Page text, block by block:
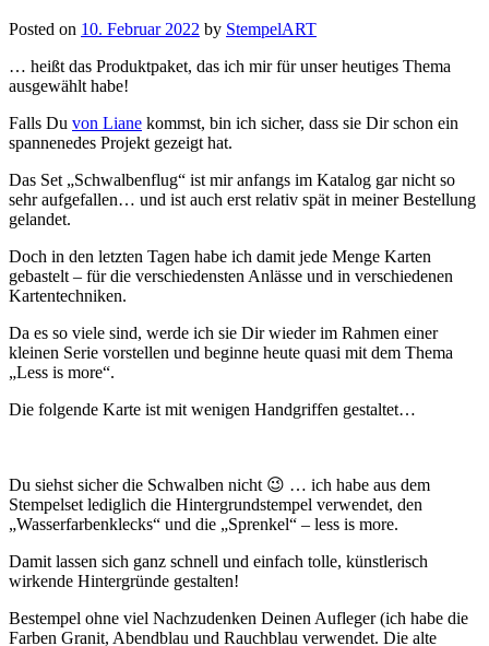
Posted on 10. Februar 2022 by StempelART
… heißt das Produktpaket, das ich mir für unser heutiges Thema
ausgewählt habe!
Falls Du von Liane kommst, bin ich sicher, dass sie Dir schon ein
spannenedes Projekt gezeigt hat.
Das Set „Schwalbenflug“ ist mir anfangs im Katalog gar nicht so
sehr aufgefallen… und ist auch erst relativ spät in meiner Bestellung
gelandet.
Doch in den letzten Tagen habe ich damit jede Menge Karten
gebastelt – für die verschiedensten Anlässe und in verschiedenen
Kartentechniken.
Da es so viele sind, werde ich sie Dir wieder im Rahmen einer
kleinen Serie vorstellen und beginne heute quasi mit dem Thema
„Less is more“.
Die folgende Karte ist mit wenigen Handgriffen gestaltet…
Du siehst sicher die Schwalben nicht 😉 … ich habe aus dem
Stempelset lediglich die Hintergrundstempel verwendet, den
„Wasserfarbenklecks“ und die „Sprenkel“ – less is more.
Damit lassen sich ganz schnell und einfach tolle, künstlerisch
wirkende Hintergründe gestalten!
Bestempel ohne viel Nachzudenken Deinen Aufleger (ich habe die
Farben Granit, Abendblau und Rauchblau verwendet. Die alte